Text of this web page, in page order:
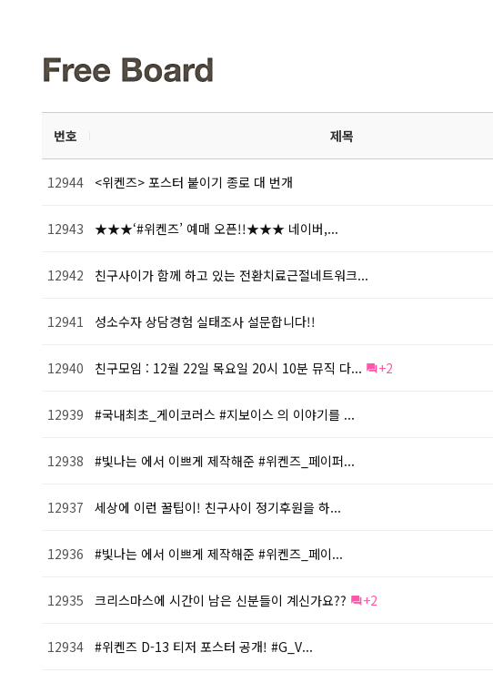
번호 제목
12944 <위켄즈> 포스터 붙이기 종로 대 번개
12943 ★★★‘#위켄즈’ 예매 오픈!!★★★ 네이버,...
12942 친구사이가 함께 하고 있는 전환치료근절네트워크...
12941 성소수자 상담경험 실태조사 설문합니다!!
12940 친구모임 : 12월 22일 목요일 20시 10분 뮤직 다... +2
12939 #국내최초_게이코러스 #지보이스 의 이야기를 ...
12938 #빛나는 에서 이쁘게 제작해준 #위켄즈_페이퍼...
12937 세상에 이런 꿀팁이! 친구사이 정기후원을 하...
12936 #빛나는 에서 이쁘게 제작해준 #위켄즈_페이...
12935 크리스마스에 시간이 남은 신분들이 계신가요?? +2
12934 #위켄즈 D-13 티저 포스터 공개! #G_V...